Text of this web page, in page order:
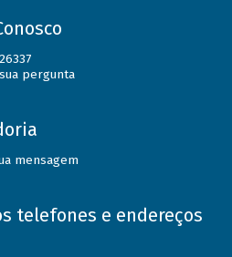
pergunta
mensagem
telefones e endereços